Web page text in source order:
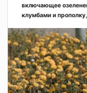
включающее
клумбами и